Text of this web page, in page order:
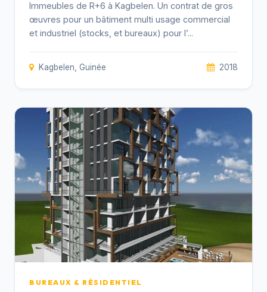
Immeubles de R+6 à Kagbelen. Un contrat de gros
œuvres pour un bâtiment multi usage commercial
et industriel (stocks, et bureaux) pour l’...
Kagbelen, Guinée 2018
BUREAUX & RÉSIDENTIEL